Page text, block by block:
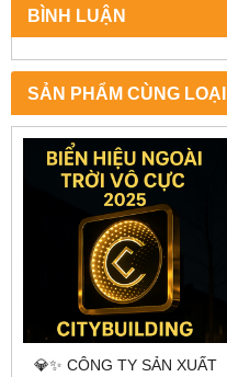
BÌNH LUẬN
SẢN PHẨM CÙNG LOẠI
💎✨ CÔNG TY SẢN XUẤT